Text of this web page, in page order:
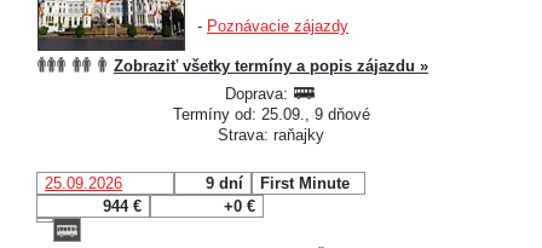
- Poznávacie zájazdy
Zobraziť všetky termíny a popis zájazdu »
Doprava:
Termíny od: 25.09., 9 dňové
Strava: raňajky
25.09.2026 9 dní
First Minute
944 €
+0 €